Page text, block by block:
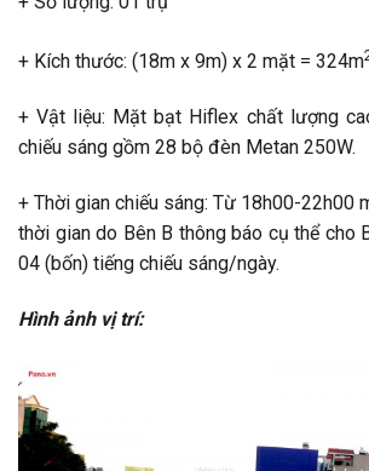
+ Kích thước: (18m x 9m) x 2 mặt = 324m
+ Vật liệu: Mặt bạt Hiflex chất lượng
chiếu sáng gồm 28 bộ đèn Metan 250W.
+ Thời gian chiếu sáng: Từ 18h00-22h00
thời gian do Bên B thông báo cụ thể cho
04 (bốn) tiếng chiếu sáng/ngày.
Hình ảnh vị trí: